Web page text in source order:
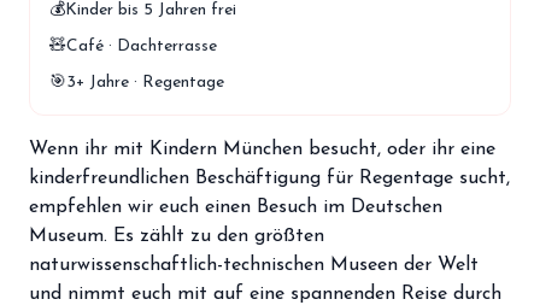
storefront Shop
loyalty Mitgliedschaft
handshake
groups Entdecker Crew
💰Kinder bis 5 Jahren frei
🧸Café · Dachterrasse
🎯3+ Jahre · Regentage
Wenn ihr mit Kindern München besucht, oder ihr eine
kinderfreundlichen Beschäftigung für Regentage sucht,
empfehlen wir euch einen Besuch im Deutschen
Museum. Es zählt zu den größten
naturwissenschaftlich-technischen Museen der Welt
und nimmt euch mit auf eine spannenden Reise durch